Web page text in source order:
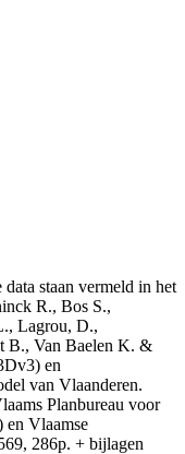
staan vermeld in het
R., Bos S.,
Lagrou, D.,
B., Van Baelen K. &
en
van Vlaanderen.
Planbureau voor
en Vlaamse
286p. + bijlagen